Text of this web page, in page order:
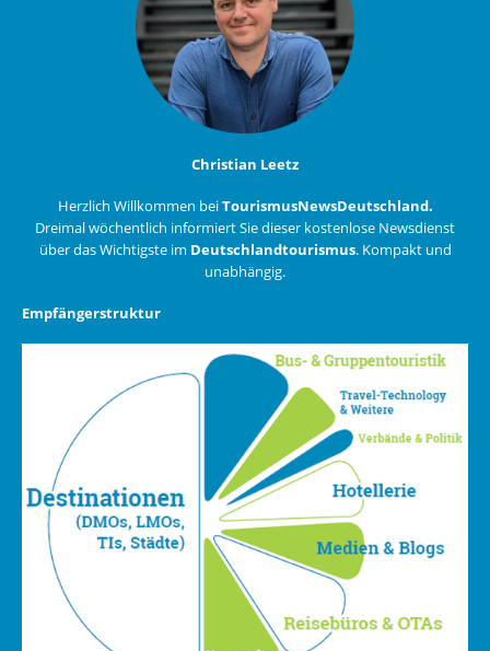
Christian Leetz
Herzlich Willkommen beiTourismusNewsDeutschland.
Dreimal wöchentlich informiert Sie dieser kostenlose Newsdienst
über das Wichtigste im Deutschlandtourismus. Kompakt und
unabhängig.
Empfängerstruktur